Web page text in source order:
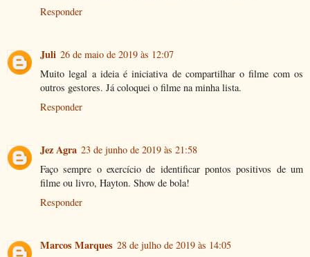
Responder
Juli 26 de maio de 2019 às 12:07
Muito legal a ideia é iniciativa de compartilhar o filme com os
outros gestores. Já coloquei o filme na minha lista.
Responder
Jez Agra 23 de junho de 2019 às 21:58
Faço sempre o exercício de identificar pontos positivos de um
filme ou livro, Hayton. Show de bola!
Responder
Marcos Marques 28 de julho de 2019 às 14:05